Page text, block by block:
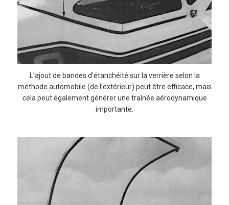
L’ajout de bandes d’étanchéité sur la verrière selon la
méthode automobile (de l’extérieur) peut être efficace, mais
cela peut également générer une traînée aérodynamique
importante.